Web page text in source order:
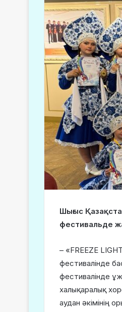
Шығыс
фестивальде
– «FREEZE
фестивалінде
фестивалінде
халықаралық
аудан әкімінің